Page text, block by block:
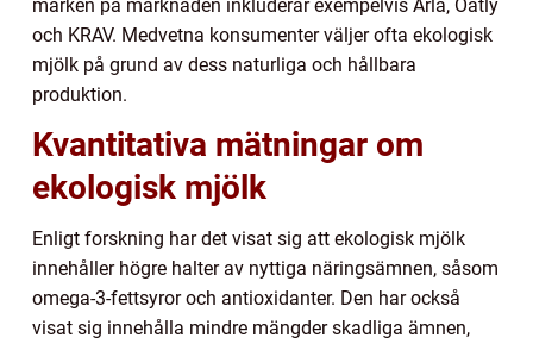
märken på marknaden inkluderar exempelvis Arla, Oatly
och KRAV. Medvetna konsumenter väljer ofta ekologisk
mjölk på grund av dess naturliga och hållbara
produktion.
Kvantitativa mätningar om
ekologisk mjölk
Enligt forskning har det visat sig att ekologisk mjölk
innehåller högre halter av nyttiga näringsämnen, såsom
omega-3-fettsyror och antioxidanter. Den har också
visat sig innehålla mindre mängder skadliga ämnen,